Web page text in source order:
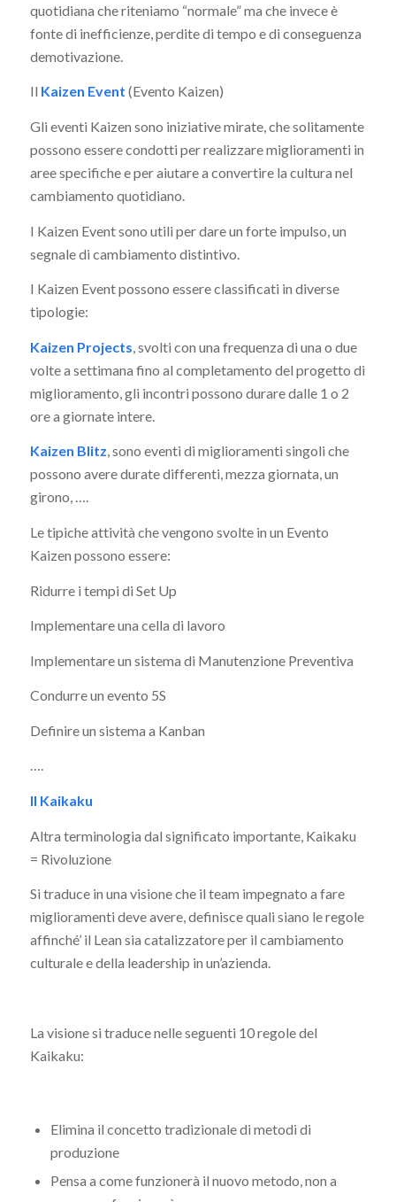
quotidiana che riteniamo “normale” ma che invece è
fonte di inefficienze, perdite di tempo e di conseguenza
demotivazione.
Il Kaizen Event (Evento Kaizen)
Gli eventi Kaizen sono iniziative mirate, che solitamente
possono essere condotti per realizzare miglioramenti in
aree specifiche e per aiutare a convertire la cultura nel
cambiamento quotidiano.
I Kaizen Event sono utili per dare un forte impulso, un
segnale di cambiamento distintivo.
I Kaizen Event possono essere classificati in diverse
tipologie:
Kaizen Projects , svolti con una frequenza di una o due
volte a settimana fino al completamento del progetto di
miglioramento, gli incontri possono durare dalle 1 o 2
ore a giornate intere.
Kaizen Blitz, sono eventi di miglioramenti singoli che
possono avere durate differenti, mezza giornata, un
girono, ….
Le tipiche attività che vengono svolte in un Evento
Kaizen possono essere:
Ridurre i tempi di Set Up
Implementare una cella di lavoro
Implementare un sistema di Manutenzione Preventiva
Condurre un evento 5S
Definire un sistema a Kanban
….
Il Kaikaku
Altra terminologia dal significato importante, Kaikaku
= Rivoluzione
Si traduce in una visione che il team impegnato a fare
miglioramenti deve avere, definisce quali siano le regole
affinché’ il Lean sia catalizzatore per il cambiamento
culturale e della leadership in un’azienda.
La visione si traduce nelle seguenti 10 regole del
Kaikaku:
Elimina il concetto tradizionale di metodi di
produzione
Pensa a come funzionerà il nuovo metodo, non a